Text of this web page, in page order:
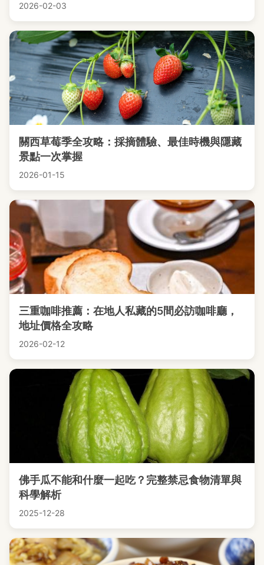
2026-02-03
關西草莓季全攻略：採摘體驗、最佳時機與隱藏
景點一次掌握
2026-01-15
三重咖啡推薦：在地人私藏的5間必訪咖啡廳，
地址價格全攻略
2026-02-12
佛手瓜不能和什麼一起吃？完整禁忌食物清單與
科學解析
2025-12-28